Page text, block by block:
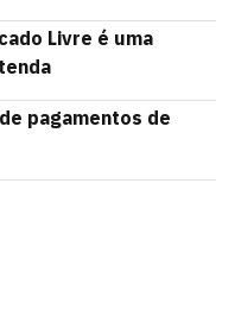
Livre é uma
pagamentos de